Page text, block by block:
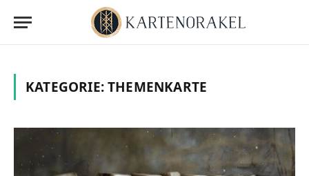
KATEGORIE:THEMENKARTE